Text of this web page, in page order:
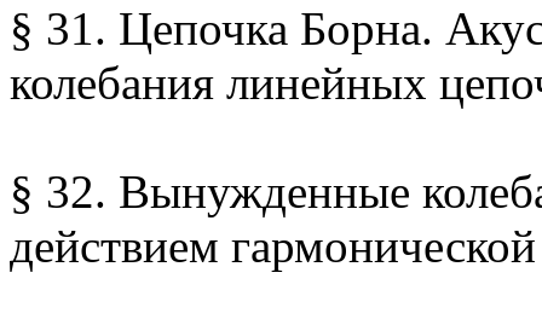
§ 31. Цепочка Борна.
колебания линейных
§ 32. Вынужденные
действием